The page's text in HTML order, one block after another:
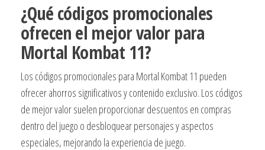
¿Qué códigos promocionales
ofrecen el mejor valor para
Mortal Kombat 11?
Los códigos promocionales para Mortal Kombat 11 pueden
ofrecer ahorros significativos y contenido exclusivo. Los códigos
de mejor valor suelen proporcionar descuentos en compras
dentro del juego o desbloquear personajes y aspectos
especiales, mejorando la experiencia de juego.